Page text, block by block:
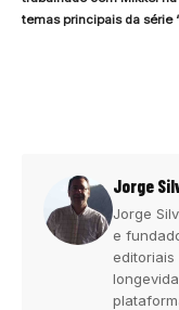
temas principais da série
Jorge
Jorge
e